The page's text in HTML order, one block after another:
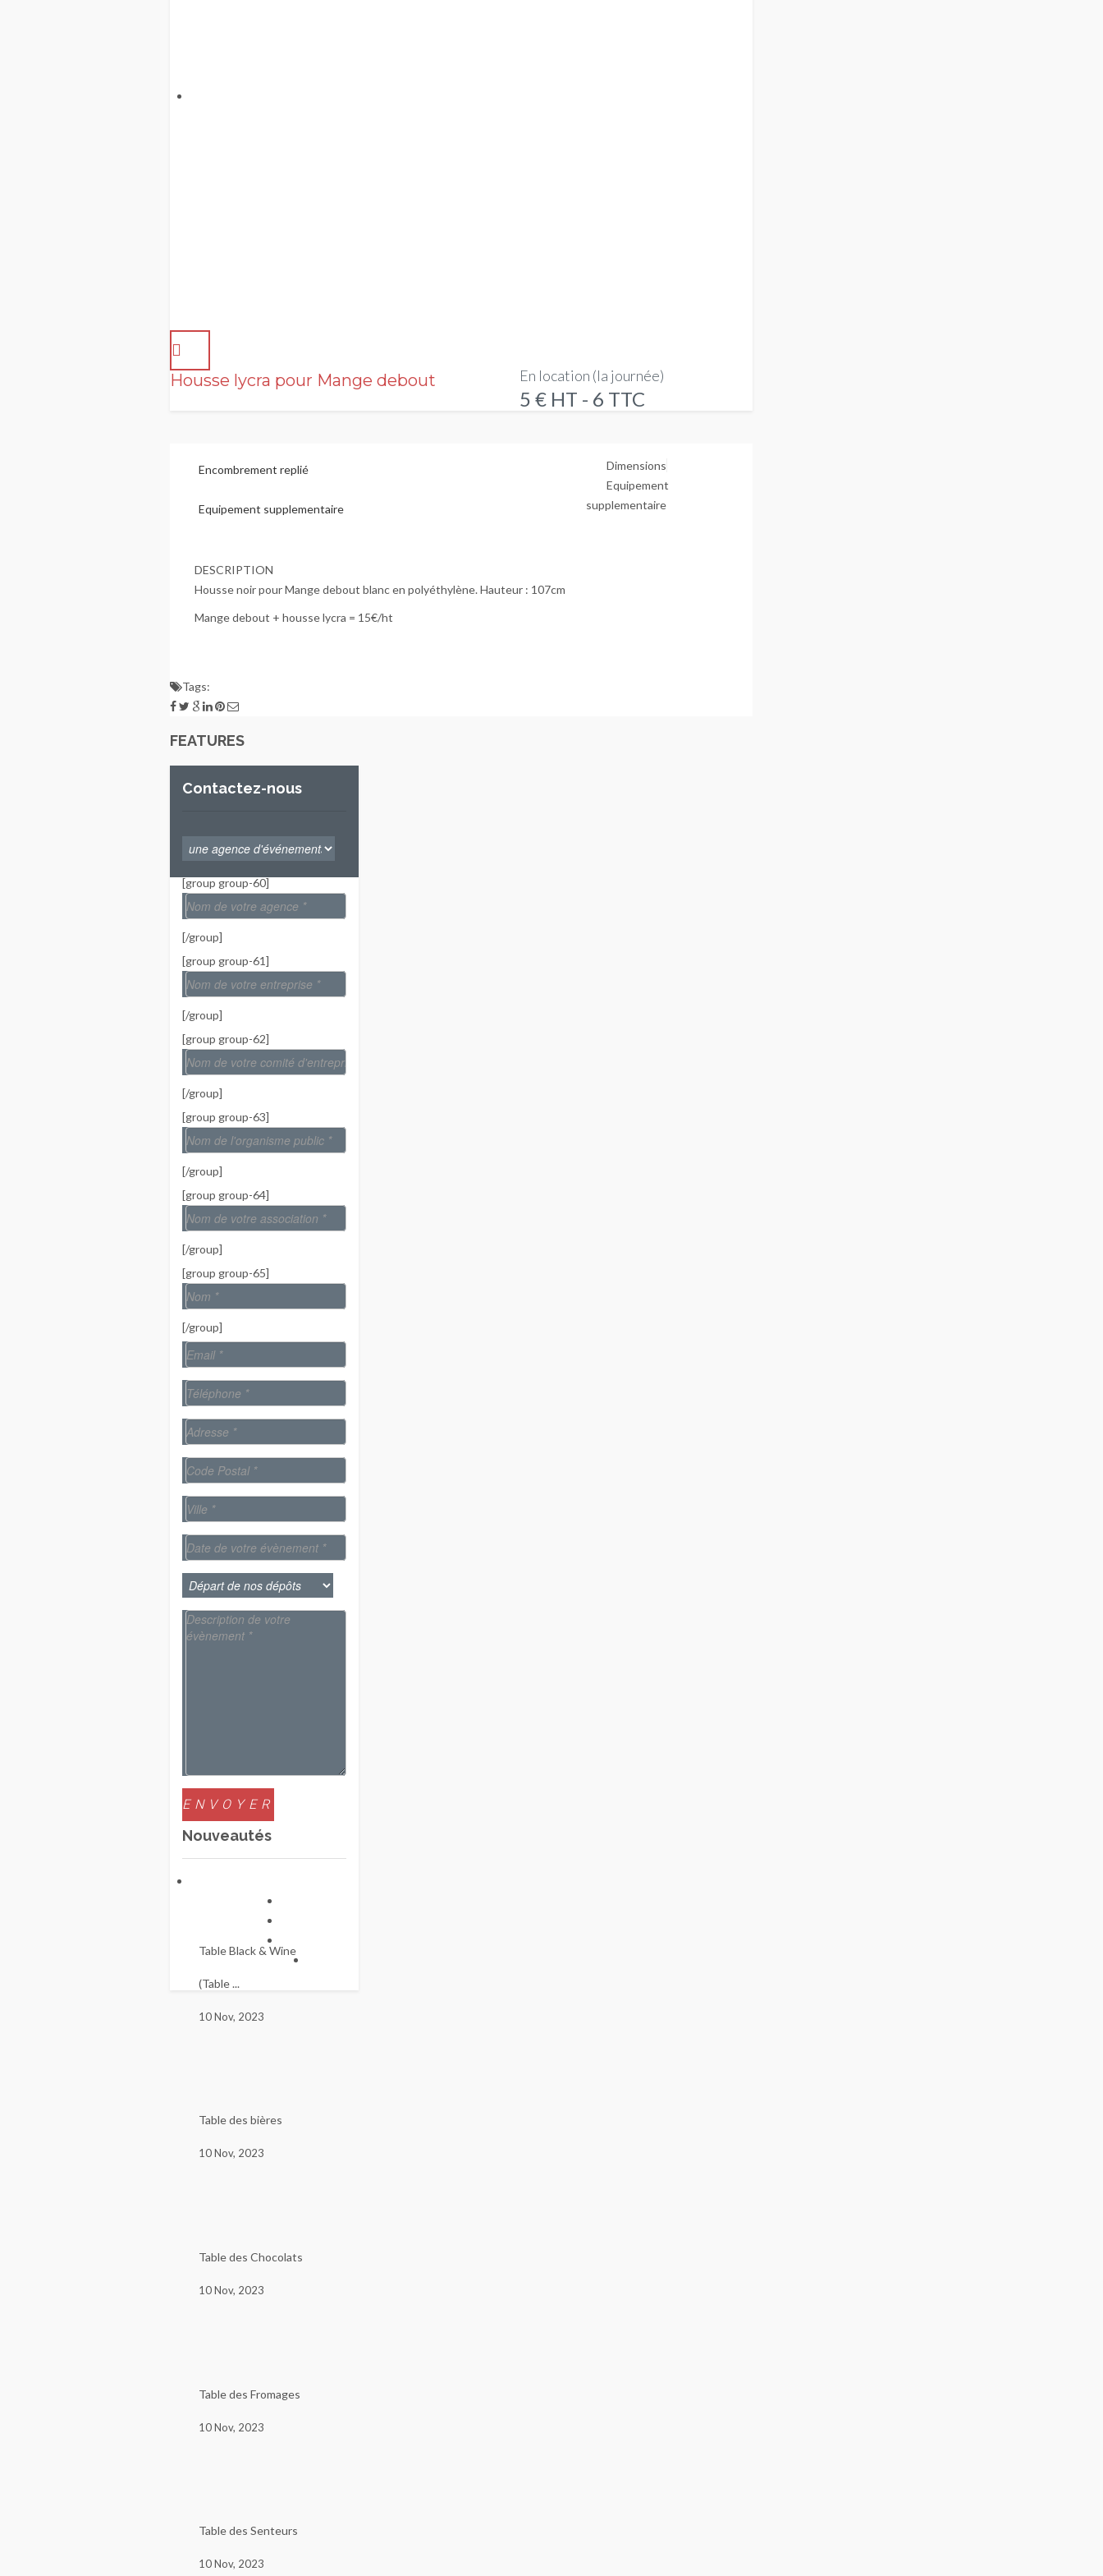
Housse lycra pour Mange debout En location (la journée)
5 € HT - 6 TTC
Dimensions
Encombrement replié
Equipement
supplementaire
Equipement supplementaire
DESCRIPTION
Housse noir pour Mange debout blanc en polyéthylène. Hauteur : 107cm
Mange debout + housse lycra = 15€/ht
Tags:
FEATURES
Contactez-nous
[group group-60]
[/group]
[group group-61]
[/group]
[group group-62]
[/group]
[group group-63]
[/group]
[group group-64]
[/group]
[group group-65]
[/group]
Nouveautés
Table Black & Wine
(Table ...
10 Nov, 2023
Table des bières
10 Nov, 2023
Table des Chocolats
10 Nov, 2023
Table des Fromages
10 Nov, 2023
Table des Senteurs
10 Nov, 2023